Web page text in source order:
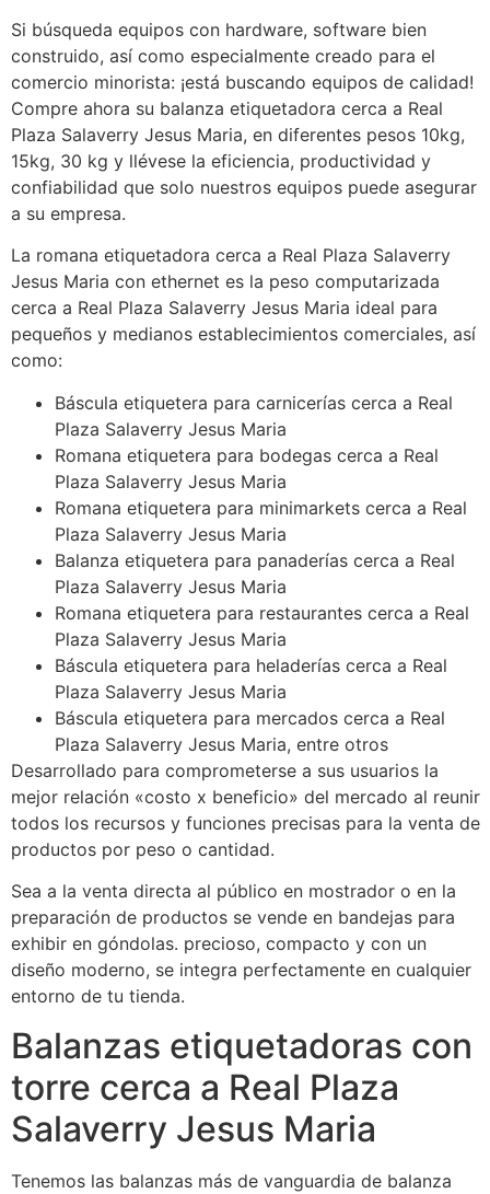
Si búsqueda equipos con hardware, software bien
construido, así como especialmente creado para el
comercio minorista: ¡está buscando equipos de calidad!
Compre ahora su balanza etiquetadora cerca a Real
Plaza Salaverry Jesus Maria, en diferentes pesos 10kg,
15kg, 30 kg y llévese la eficiencia, productividad y
confiabilidad que solo nuestros equipos puede asegurar
a su empresa.
La romana etiquetadora cerca a Real Plaza Salaverry
Jesus Maria con ethernet es la peso computarizada
cerca a Real Plaza Salaverry Jesus Maria ideal para
pequeños y medianos establecimientos comerciales, así
como:
Báscula etiquetera para carnicerías cerca a Real
Plaza Salaverry Jesus Maria
Romana etiquetera para bodegas cerca a Real
Plaza Salaverry Jesus Maria
Romana etiquetera para minimarkets cerca a Real
Plaza Salaverry Jesus Maria
Balanza etiquetera para panaderías cerca a Real
Plaza Salaverry Jesus Maria
Romana etiquetera para restaurantes cerca a Real
Plaza Salaverry Jesus Maria
Báscula etiquetera para heladerías cerca a Real
Plaza Salaverry Jesus Maria
Báscula etiquetera para mercados cerca a Real
Plaza Salaverry Jesus Maria, entre otros
Desarrollado para comprometerse a sus usuarios la
mejor relación «costo x beneficio» del mercado al reunir
todos los recursos y funciones precisas para la venta de
productos por peso o cantidad.
Sea a la venta directa al público en mostrador o en la
preparación de productos se vende en bandejas para
exhibir en góndolas. precioso, compacto y con un
diseño moderno, se integra perfectamente en cualquier
entorno de tu tienda.
Balanzas etiquetadoras con
torre cerca a Real Plaza
Salaverry Jesus Maria
Tenemos las balanzas más de vanguardia de balanza